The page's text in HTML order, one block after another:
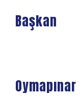
Başkan
Oymapınar